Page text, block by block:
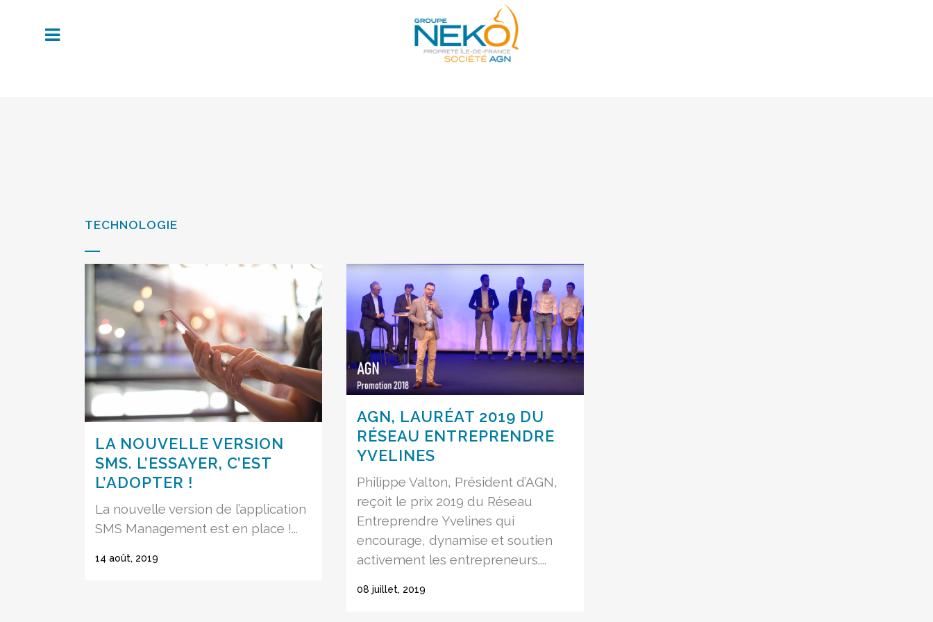
TECHNOLOGIE
LA NOUVELLE VERSION
SMS. L’ESSAYER, C’EST
L’ADOPTER !
La nouvelle version de l’application
SMS Management est en place !...
14 août, 2019
AGN, LAURÉAT 2019 DU
RÉSEAU ENTREPRENDRE
YVELINES
Philippe Valton, Président d’AGN,
reçoit le prix 2019 du Réseau
Entreprendre Yvelines qui
encourage, dynamise et soutien
activement les entrepreneurs....
08 juillet, 2019